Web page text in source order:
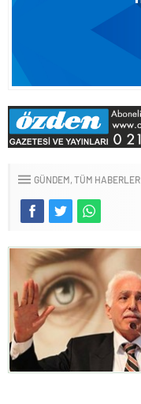
GÜNDEM TÜM HABERLER